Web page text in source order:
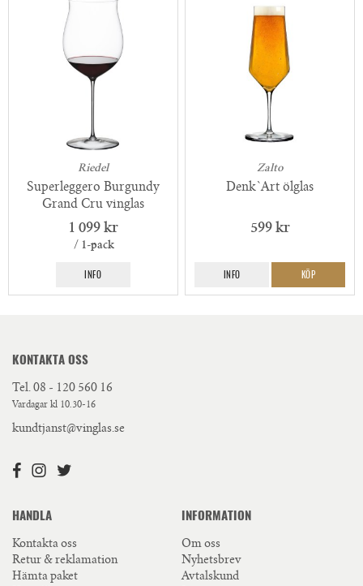
Riedel
Superleggero Burgundy
Grand Cru vinglas
1 099 kr
/ 1-pack
INFO
Zalto
Denk`Art ölglas
599 kr
INFO KÖP
KONTAKTA OSS
Tel. 08 - 120 560 16
Vardagar kl 10.30-16
kundtjanst@vinglas.se
HANDLA
Kontakta oss
Retur & reklamation
Hämta paket
INFORMATION
Om oss
Nyhetsbrev
Avtalskund